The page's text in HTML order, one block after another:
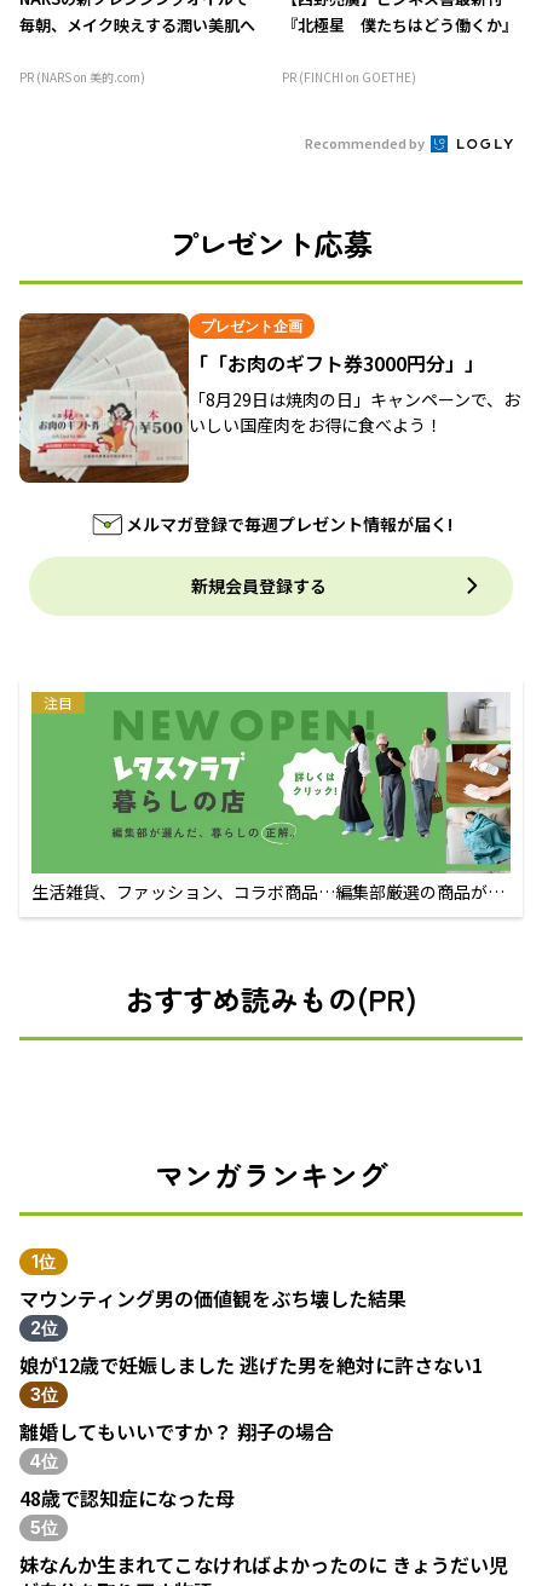
毎朝、メイク映えする潤い美肌へ
PR (NARS on 美的.com)
『北極星 僕たちはどう働くか』
PR (FINCHI on GOETHE)
Recommended by
プレゼント応募
プレゼント企画
「「お肉のギフト券3000円分」」
「8月29日は焼肉の日」キャンペーンで、お
いしい国産肉をお得に食べよう！
メルマガ登録で毎週プレゼント情報が届く!
新規会員登録する
注目
生活雑貨、ファッション、コラボ商品…編集部厳選の商品が買
えるECサイト
おすすめ読みもの(PR)
マンガランキング
1位
マウンティング男の価値観をぶち壊した結果
2位
娘が12歳で妊娠しました 逃げた男を絶対に許さない1
3位
離婚してもいいですか？ 翔子の場合
4位
48歳で認知症になった母
5位
妹なんか生まれてこなければよかったのに きょうだい児